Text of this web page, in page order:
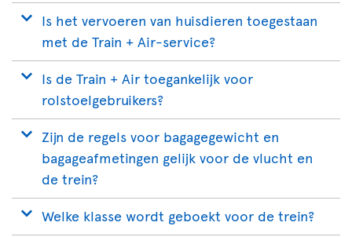
Is het vervoeren van huisdieren toegestaan
met de Train + Air-service?
Is de Train + Air toegankelijk voor
rolstoelgebruikers?
Zijn de regels voor bagagegewicht en
bagageafmetingen gelijk voor de vlucht en
de trein?
Welke klasse wordt geboekt voor de trein?